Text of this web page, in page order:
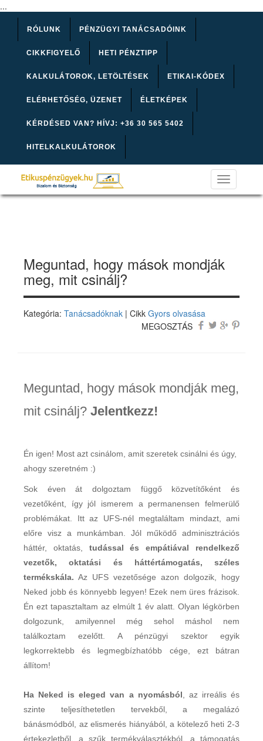
...
RÓLUNK PÉNZÜGYI TANÁCSADÓINK
CIKKFIGYELŐ HETI PÉNZTIPP
KALKULÁTOROK, LETÖLTÉSEK ETIKAI-KÓDEX
ELÉRHETŐSÉG, ÜZENET ÉLETKÉPEK
KÉRDÉSED VAN? HÍVJ: +36 30 565 5402
HITELKALKULÁTOROK
Toggle
navigation
Meguntad, hogy mások mondják
meg, mit csinálj?
Kategória: Tanácsadóknak | Cikk Gyors olvasása
MEGOSZTÁS
Meguntad, hogy mások mondják meg,
mit csinálj? Jelentkezz!
Én igen! Most azt csinálom, amit szeretek csinálni és úgy,
ahogy szeretném :)
Sok éven át dolgoztam függő közvetítőként és
vezetőként, így jól ismerem a permanensen felmerülő
problémákat. Itt az UFS-nél megtaláltam mindazt, ami
előre visz a munkámban. Jól működő adminisztrációs
háttér, oktatás, tudással és empátiával rendelkező
vezetők, oktatási és háttértámogatás, széles
termékskála. Az UFS vezetősége azon dolgozik, hogy
Neked jobb és könnyebb legyen! Ezek nem üres frázisok.
Én ezt tapasztaltam az elmúlt 1 év alatt. Olyan légkörben
dolgozunk, amilyennel még sehol máshol nem
találkoztam ezelőtt. A pénzügyi szektor egyik
legkorrektebb és legmegbízhatóbb cége, ezt bátran
állítom!
Ha Neked is eleged van a nyomásból , az irreális és
szinte teljesíthetetlen tervekből, a megalázó
bánásmódból, az elismerés hiányából, a kötelező heti 2-3
értekezletből, a szűk termékválasztékból, a támogatás